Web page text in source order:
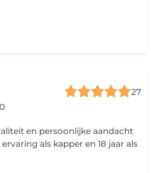
27
en persoonlijke aandacht